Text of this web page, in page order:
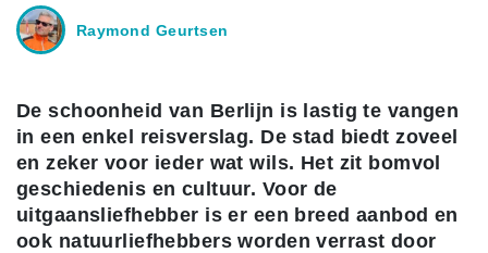
Raymond Geurtsen
De schoonheid van Berlijn is lastig te vangen
in een enkel reisverslag. De stad biedt zoveel
en zeker voor ieder wat wils. Het zit bomvol
geschiedenis en cultuur. Voor de
uitgaansliefhebber is er een breed aanbod en
ook natuurliefhebbers worden verrast door